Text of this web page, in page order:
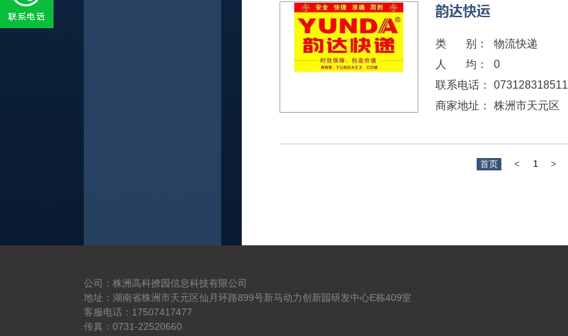
韵达快运
类 别：
物流快递
人 均：
0
联系电话：
073128318511
商家地址：
株洲市天元区
首页 < 1 >
公司：株洲高科撩园信息科技有限公司
地址：湖南省株洲市天元区仙月环路899号新马动力创新园研发中心E栋409室
客服电话：17507417477
传真：0731-22520660